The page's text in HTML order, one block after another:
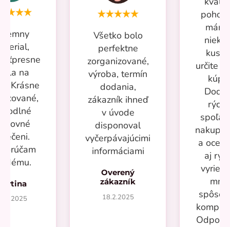
na
Krásne
Všetko bolo
perfektne
zorganizované,
výroba, termín
dodania,
zákazník ihneď
v úvode
disponoval
vyčerpávajúcimi
informáciami
Overený
zákazník
18.2.2025
mám
určite
a
aj